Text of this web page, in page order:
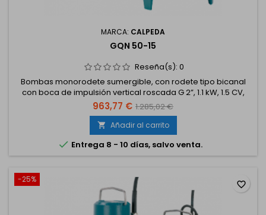
MARCA: CALPEDA
GQN 50-15
Reseña(s): 0
Bombas monorodete sumergible, con rodete tipo bicanal
con boca de impulsión vertical roscada G 2”, 1.1 kW, 1.5 CV,
trifásico 230/400 V.
963,77 € 1.285,02 €
 Añadir al carrito
 Entrega 8 - 10 días, salvo venta.
-25% favorite_border